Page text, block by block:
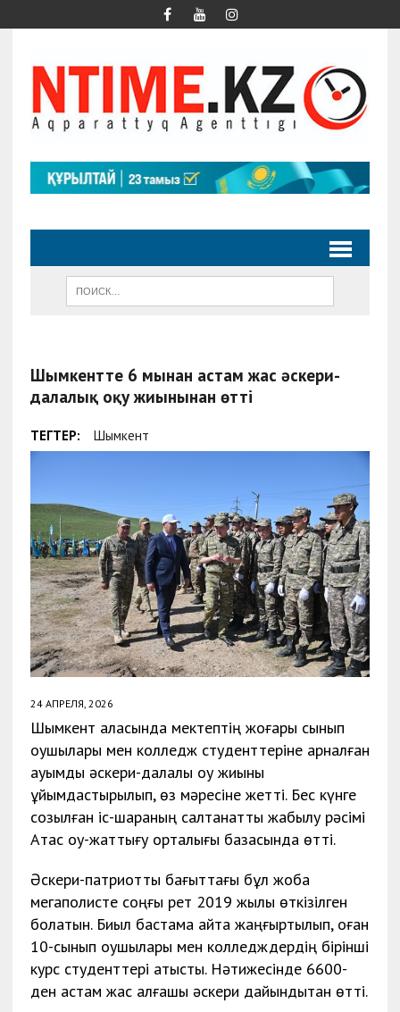
Шымкентте 6 мыңнан астам жас әскери-
далалық оқу жиынынан өтті
ТЕГТЕР: Шымкент
24 АПРЕЛЯ, 2026
Шымкент қаласында мектептің жоғары сынып
оқушылары мен колледж студенттеріне арналған
ауқымды әскери-далалық оқу жиыны
ұйымдастырылып, өз мәресіне жетті. Бес күнге
созылған іс-шараның салтанатты жабылу рәсімі
Ақтас оқу-жаттығу орталығы базасында өтті.
Әскери-патриоттық бағыттағы бұл жоба
мегаполисте соңғы рет 2019 жылы өткізілген
болатын. Биыл бастама қайта жаңғыртылып, оған
10-сынып оқушылары мен колледждердің бірінші
курс студенттері қатысты. Нәтижесінде 6600-
ден астам жас алғашқы әскери дайындықтан өтті.